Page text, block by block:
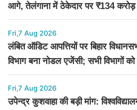
आगे, तेलंगाना में ठेकेदार पर ₹134 करोड़
Fri,7 Aug 2026
लंबित ऑडिट आपत्तियों पर बिहार
विभाग बना नोडल एजेंसी; सभी विभागों
कार्रवाई के निर्देश
Fri,7 Aug 2026
उपेन्द्र कुशवाहा की बड़ी मांग: